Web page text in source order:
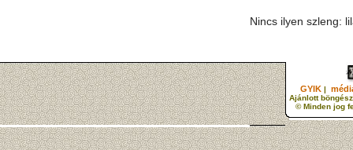
Nincs ilyen szleng:
GYIK |
Ajánlott
© Minden jog